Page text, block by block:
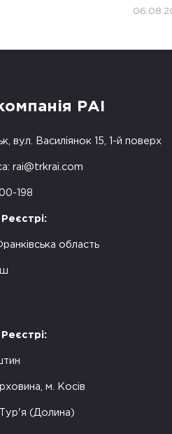
РАІ
вул. Василіянок 15, 1-й поверх
rai@trkrai.com
198
область
м. Косів
Тур'я (Долина)